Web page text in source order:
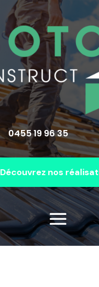
0455 19 96 35
Découvrez nos